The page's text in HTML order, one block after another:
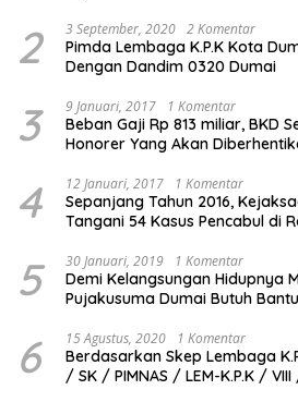
2 3 September, 2020 2 Komentar
Pimda Lembaga K.P.K Kota
Dengan Dandim 0320 Dumai
3 9 Januari, 2017 1 Komentar
Beban Gaji Rp 813 miliar, BKD
Honorer Yang Akan
4 12 Januari, 2017 1 Komentar
Sepanjang Tahun 2016, Kejaksaan
Tangani 54 Kasus Pencabul di
5 30 Januari, 2019 1 Komentar
Demi Kelangsungan Hidupnya
Pujakusuma Dumai Butuh
6 15 Agustus, 2020 1 Komentar
Berdasarkan Skep Lembaga K.P.K No : 03.05.01.03
/ SK / PIMNAS / LEM-K.P.K /